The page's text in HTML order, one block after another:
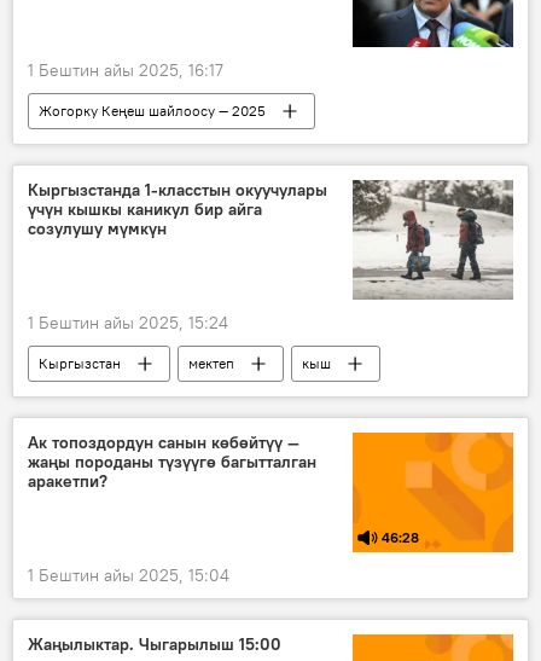
1 Бештин айы 2025, 16:17
Жогорку Кеңеш шайлоосу — 2025
Кыргызстан
Садыр Жапаров
парламенттик шайлоо
онлайн
Кыргызстанда 1-класстын окуучулары
үчүн кышкы каникул бир айга
созулушу мүмкүн
1 Бештин айы 2025, 15:24
Кыргызстан мектеп
кыш
каникул
Ак топоздордун санын көбөйтүү —
жаңы породаны түзүүгө багытталган
аракетпи?
46:28
1 Бештин айы 2025, 15:04
Жаңылыктар. Чыгарылыш 15:00